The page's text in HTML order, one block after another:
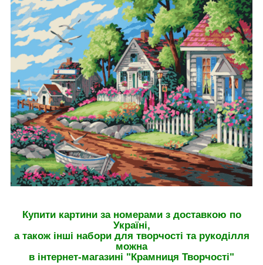
Купити картини за номерами з доставкою по
Україні,
а також інші набори для творчості та рукоділля
можна
в інтернет-магазині "Крамниця Творчості"